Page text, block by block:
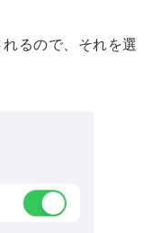
るので、それを選